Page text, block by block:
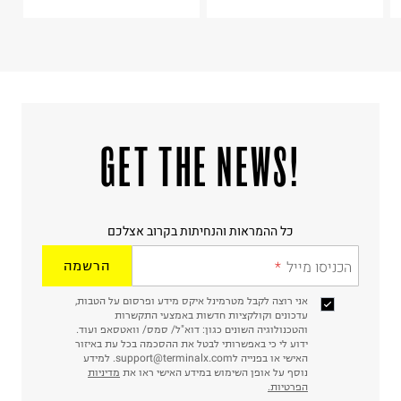
!GET THE NEWS
כל ההמראות והנחיתות בקרוב אצלכם
הכניסו מייל הרשמה
אני רוצה לקבל מטרמינל איקס מידע ופרסום על הטבות,
עדכונים וקולקציות חדשות באמצעי התקשרות
והטכנולוגיה השונים כגון: דוא"ל/ סמס/ וואטסאפ ועוד.
ידוע לי כי באפשרותי לבטל את ההסכמה בכל עת באיזור
האישי או בפנייה לsupport@terminalx.com. למידע
נוסף על אופן השימוש במידע האישי ראו את מדיניות
הפרטיות.